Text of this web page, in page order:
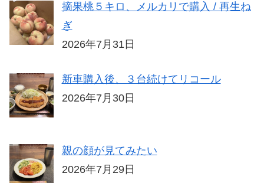
摘果桃５キロ、メルカリで購入 / 再生ね
ぎ
2026年7月31日
新車購入後、３台続けてリコール
2026年7月30日
親の顔が見てみたい
2026年7月29日